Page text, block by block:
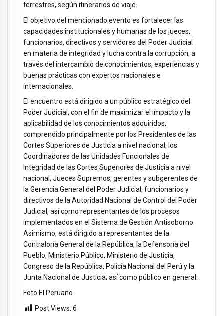
terrestres, según itinerarios de viaje.
El objetivo del mencionado evento es fortalecer las
capacidades institucionales y humanas de los jueces,
funcionarios, directivos y servidores del Poder Judicial
en materia de integridad y lucha contra la corrupción, a
través del intercambio de conocimientos, experiencias y
buenas prácticas con expertos nacionales e
internacionales.
El encuentro está dirigido a un público estratégico del
Poder Judicial, con el fin de maximizar el impacto y la
aplicabilidad de los conocimientos adquiridos,
comprendido principalmente por los Presidentes de las
Cortes Superiores de Justicia a nivel nacional, los
Coordinadores de las Unidades Funcionales de
Integridad de las Cortes Superiores de Justicia a nivel
nacional, Jueces Supremos, gerentes y subgerentes de
la Gerencia General del Poder Judicial, funcionarios y
directivos de la Autoridad Nacional de Control del Poder
Judicial, así como representantes de los procesos
implementados en el Sistema de Gestión Antisoborno.
Asimismo, está dirigido a representantes de la
Contraloría General de la República, la Defensoría del
Pueblo, Ministerio Público, Ministerio de Justicia,
Congreso de la República, Policía Nacional del Perú y la
Junta Nacional de Justicia; así como público en general.
Foto El Peruano
Post Views: 6